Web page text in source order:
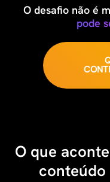
O desafio não é
pode
O que
conteúdo